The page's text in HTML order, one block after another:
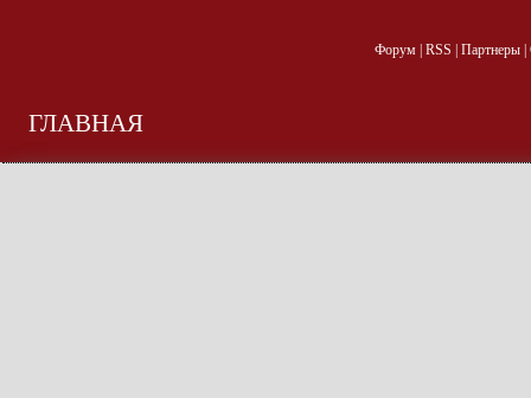
Форум| RSS Партнеры|
ГЛАВНАЯ